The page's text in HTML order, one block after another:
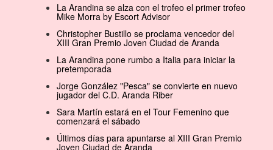
La Arandina se alza con el trofeo el primer trofeo
Mike Morra by Escort Advisor
Christopher Bustillo se proclama vencedor del
XIII Gran Premio Joven Ciudad de Aranda
La Arandina pone rumbo a Italia para iniciar la
pretemporada
Jorge González "Pesca" se convierte en nuevo
jugador del C.D. Aranda Riber
Sara Martín estará en el Tour Femenino que
comenzará el sábado
Últimos días para apuntarse al XIII Gran Premio
Joven Ciudad de Aranda